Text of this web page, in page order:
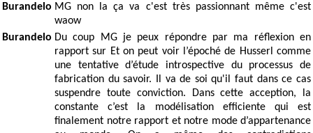
Burandelo MG non la ça va c'est très passionnant même c'est
waow
Burandelo Du coup MG je peux répondre par ma réflexion en
rapport sur Et on peut voir l’époché de Husserl comme
une tentative d’étude introspective du processus de
fabrication du savoir. Il va de soi qu'il faut dans ce cas
suspendre toute conviction. Dans cette acception, la
constante c’est la modélisation efficiente qui est
finalement notre rapport et notre mode d’appartenance